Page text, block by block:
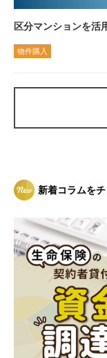
物件購入
区分マンションを活
新着コラムをチ